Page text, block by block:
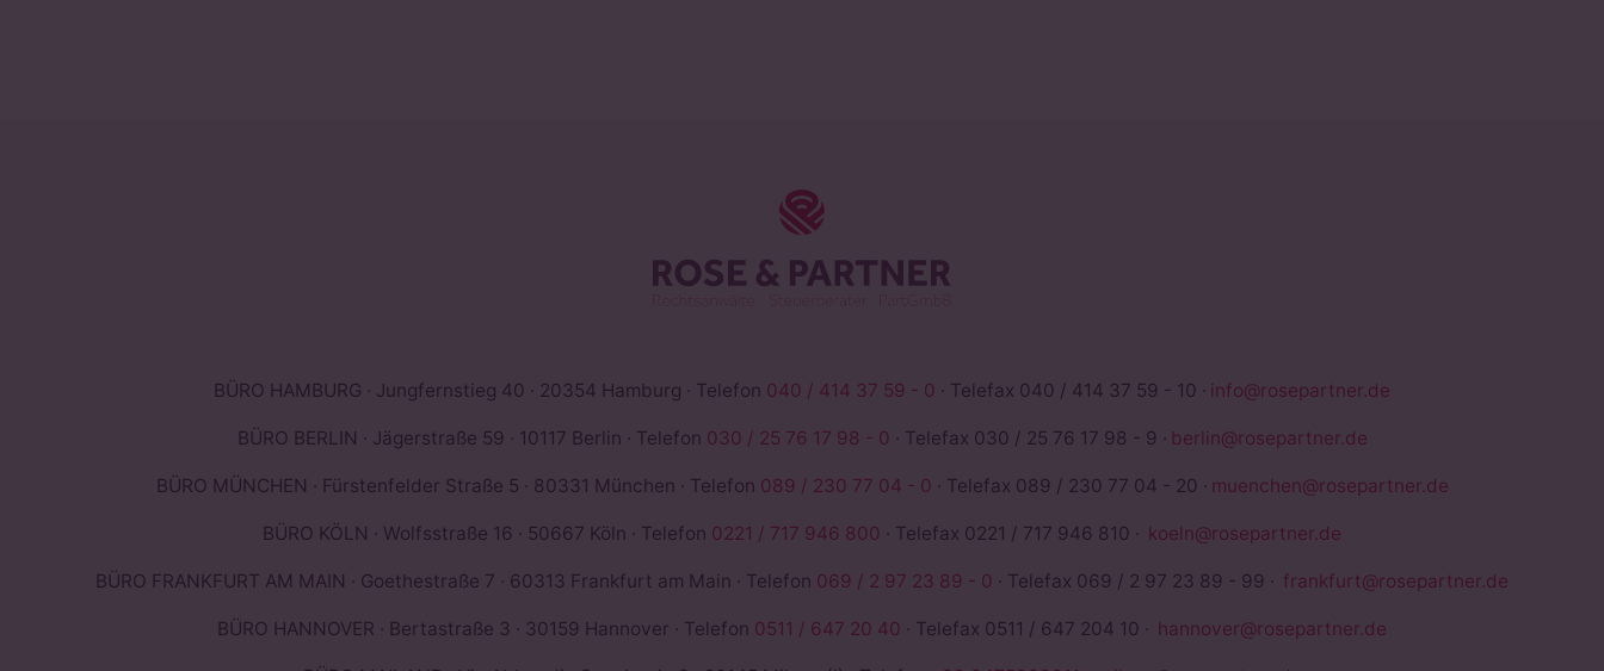
BÜRO HAMBURG · Jungfernstieg 40 · 20354 Hamburg · Telefon 040 / 414 37 59 - 0 · Telefax 040 / 414 37 59 - 10 · info@rosepartner.de
BÜRO BERLIN · Jägerstraße 59 · 10117 Berlin · Telefon 030 / 25 76 17 98 - 0 · Telefax 030 / 25 76 17 98 - 9 · berlin@rosepartner.de
BÜRO MÜNCHEN · Fürstenfelder Straße 5 · 80331 München · Telefon 089 / 230 77 04 - 0 · Telefax 089 / 230 77 04 - 20 · muenchen@rosepartner.de
BÜRO KÖLN · Wolfsstraße 16 · 50667 Köln · Telefon 0221 / 717 946 800 · Telefax 0221 / 717 946 810 · koeln@rosepartner.de
BÜRO FRANKFURT AM MAIN · Goethestraße 7 · 60313 Frankfurt am Main · Telefon 069 / 2 97 23 89 - 0 · Telefax 069 / 2 97 23 89 - 99 · frankfurt@rosepartner.de
BÜRO HANNOVER · Bertastraße 3 · 30159 Hannover · Telefon 0511 / 647 20 40 · Telefax 0511 / 647 204 10 · hannover@rosepartner.de